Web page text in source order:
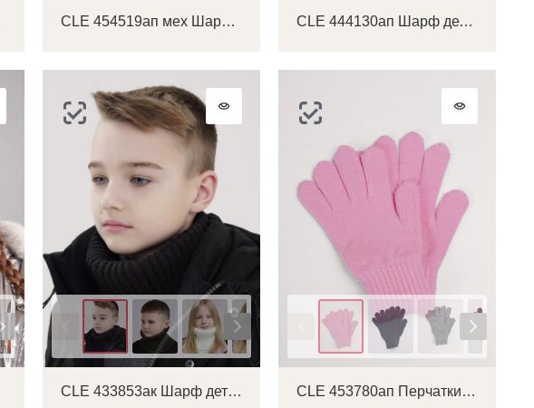
CLE 454519ап мех Шарф детский CLE 444130ап Шарф детский
CLE 433853ак Шарф детский CLE 453780ап Перчатки детские